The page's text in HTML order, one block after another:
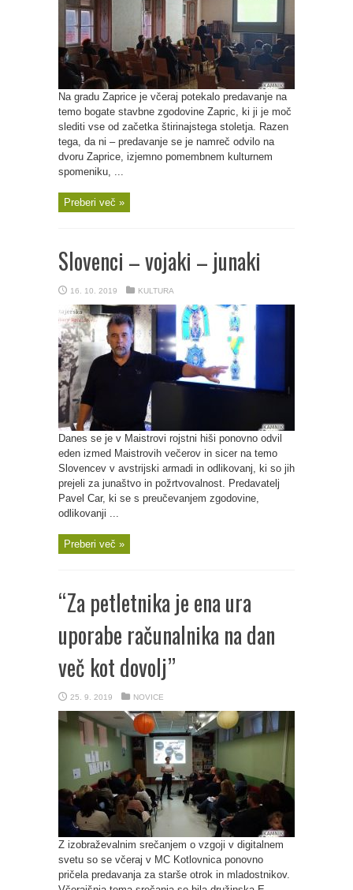
Na gradu Zaprice je včeraj potekalo predavanje na
temo bogate stavbne zgodovine Zapric, ki ji je moč
slediti vse od začetka štirinajstega stoletja. Razen
tega, da ni – predavanje se je namreč odvilo na
dvoru Zaprice, izjemno pomembnem kulturnem
spomeniku, ...
Preberi več »
Slovenci – vojaki – junaki
16. 10. 2019 KULTURA
Danes se je v Maistrovi rojstni hiši ponovno odvil
eden izmed Maistrovih večerov in sicer na temo
Slovencev v avstrijski armadi in odlikovanj, ki so jih
prejeli za junaštvo in požrtvovalnost. Predavatelj
Pavel Car, ki se s preučevanjem zgodovine,
odlikovanji ...
Preberi več »
“Za petletnika je ena ura
uporabe računalnika na dan
več kot dovolj”
25. 9. 2019 NOVICE
Z izobraževalnim srečanjem o vzgoji v digitalnem
svetu so se včeraj v MC Kotlovnica ponovno
pričela predavanja za starše otrok in mladostnikov.